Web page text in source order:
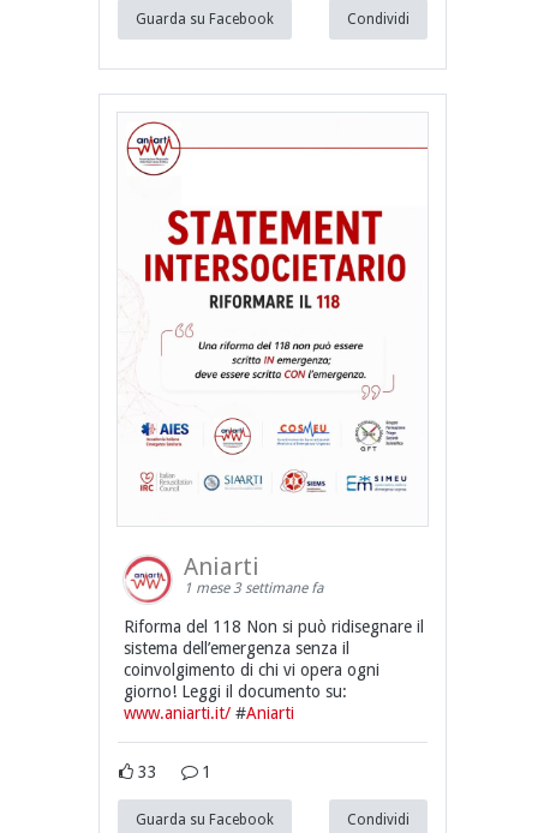
Guarda su Facebook Condividi
Aniarti
1 mese 3 settimane fa
Riforma del 118 Non si può ridisegnare il
sistema dell’emergenza senza il
coinvolgimento di chi vi opera ogni
giorno! Leggi il documento su:
www.aniarti.it/#Aniarti
33 1
Guarda su Facebook Condividi